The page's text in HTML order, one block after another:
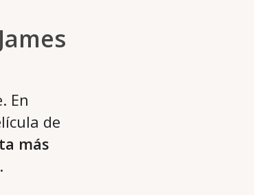
En
de
más
.